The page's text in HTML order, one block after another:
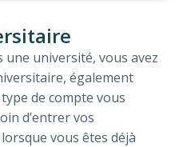
une université, vous avez
également
type de compte vous
d’entrer vos
vous êtes déjà